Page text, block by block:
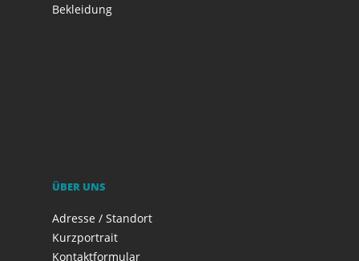
Bekleidung
ÜBER UNS
Adresse / Standort
Kurzportrait
Kontaktformular